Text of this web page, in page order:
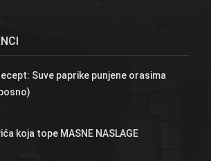
Suve paprike punjene orasima
koja tope MASNE NASLAGE